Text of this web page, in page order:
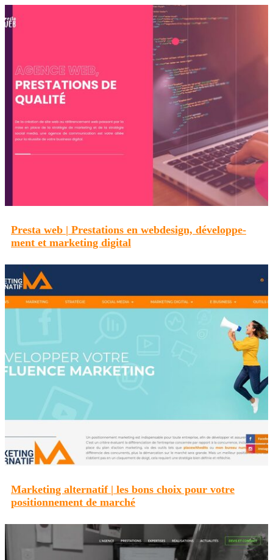
Presta web | Prestations en webdesign, dévelop­pe­
ment et marketing digital
Marketing alternatif | les bons choix pour votre
position­ne­ment de marché